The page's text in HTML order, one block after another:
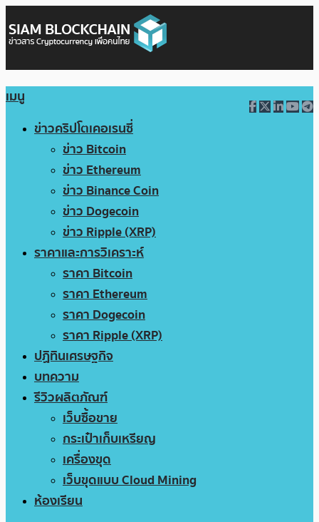
เมนู
ข่าวคริปโตเคอเรนซี่
ข่าว Bitcoin
ข่าว Ethereum
ข่าว Binance Coin
ข่าว Dogecoin
ข่าว Ripple (XRP)
ราคาและการวิเคราะห์
ราคา Bitcoin
ราคา Ethereum
ราคา Dogecoin
ราคา Ripple (XRP)
ปฏิทินเศรษฐกิจ
บทความ
รีวิวผลิตภัณฑ์
เว็บซื้อขาย
กระเป๋าเก็บเหรียญ
เครื่องขุด
เว็บขุดแบบ Cloud Mining
ห้องเรียน